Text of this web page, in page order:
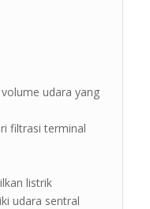
udara yang
filtrasi terminal
listrik
udara sentral